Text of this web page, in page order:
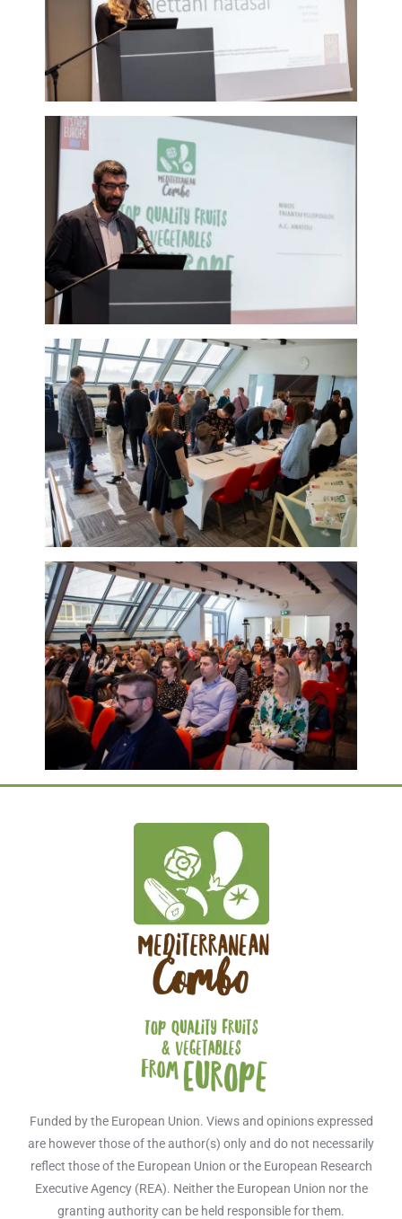
Funded by the European Union. Views and opinions expressed
are however those of the author(s) only and do not necessarily
reflect those of the European Union or the European Research
Executive Agency (REA). Neither the European Union nor the
granting authority can be held responsible for them.